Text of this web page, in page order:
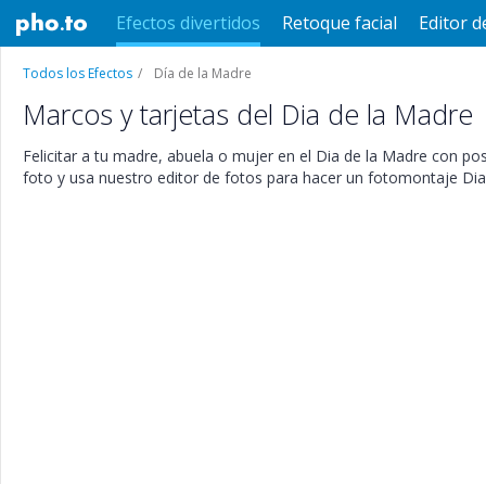
Efectos divertidos Retoque facial Editor
Todos los Efectos Día de la Madre
Marcos y tarjetas del Dia de la Madre
Felicitar a tu madre, abuela o mujer en el Dia de la Madre con
foto y usa nuestro editor de fotos para hacer un fotomontaje Dia